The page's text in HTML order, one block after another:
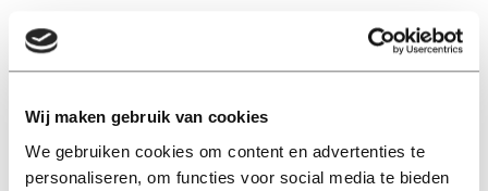
Wij maken gebruik van cookies
We gebruiken cookies om content en advertenties te
personaliseren, om functies voor social media te bieden
EN
Michael Kanavan